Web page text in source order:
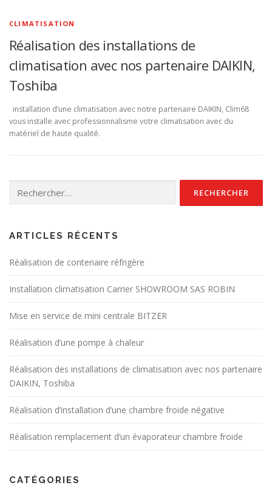
CLIMATISATION
Réalisation des installations de
climatisation avec nos partenaire DAIKIN,
Toshiba
installation d’une climatisation avec notre partenaire DAIKIN, Clim68
vous installe avec professionnalisme votre climatisation avec du
matériel de haute qualité.
ARTICLES RÉCENTS
Réalisation de contenaire réfrigère
Installation climatisation Carrier SHOWROOM SAS ROBIN
Mise en service de mini centrale BITZER
Réalisation d’une pompe à chaleur
Réalisation des installations de climatisation avec nos partenaire
DAIKIN, Toshiba
Réalisation d’installation d’une chambre froide négative
Réalisation remplacement d’un évaporateur chambre froide
CATÉGORIES